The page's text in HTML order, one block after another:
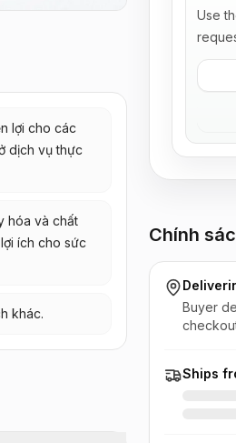
lợi cho các
dịch vụ thực
hóa và chất
ích cho sức
khác.
Use
Chính
Buyer
Ships